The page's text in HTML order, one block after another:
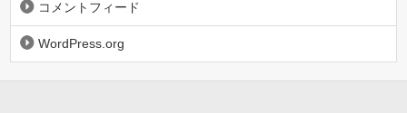
コメントフィード
WordPress.org